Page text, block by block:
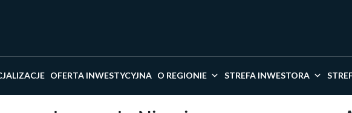
OFERTA INWESTYCYJNA O REGIONIE STREFA INWESTORA